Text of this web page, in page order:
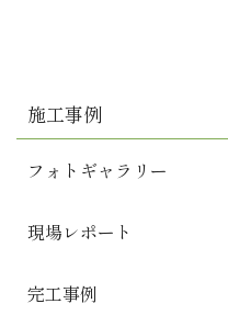
施工事例
フォトギャラリー
現場レポート
完工事例